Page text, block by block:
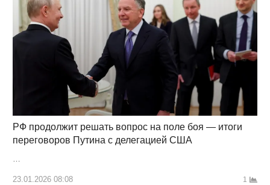
РФ продолжит решать вопрос на поле боя — итоги
переговоров Путина с делегацией США
…
23.01.2026 08:08 1